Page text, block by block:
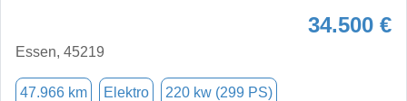
34.500 €
Essen, 45219
47.966 km Elektro 220 kw (299 PS)